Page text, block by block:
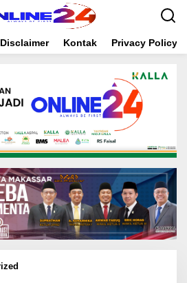
Disclaimer Kontak Privacy Policy